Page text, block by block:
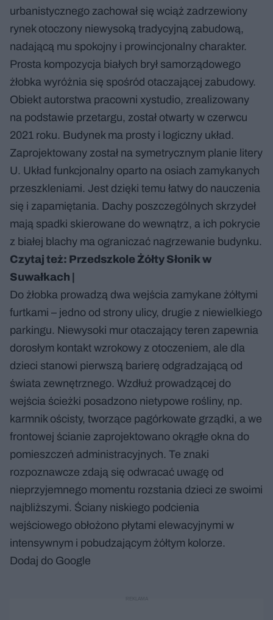
urbanistycznego zachował się wciąż zadrzewiony
rynek otoczony niewysoką tradycyjną zabudową,
nadającą mu spokojny i prowincjonalny charakter.
Prosta kompozycja białych brył samorządowego
żłobka wyróżnia się spośród otaczającej zabudowy.
Obiekt autorstwa pracowni xystudio, zrealizowany
na podstawie przetargu, został otwarty w czerwcu
2021 roku. Budynek ma prosty i logiczny układ.
Zaprojektowany został na symetrycznym planie litery
U. Układ funkcjonalny oparto na osiach zamykanych
przeszkleniami. Jest dzięki temu łatwy do nauczenia
się i zapamiętania. Dachy poszczególnych skrzydeł
mają spadki skierowane do wewnątrz, a ich pokrycie
z białej blachy ma ograniczać nagrzewanie budynku.
Czytaj też: Przedszkole Żółty Słonik w
Suwałkach |
Do żłobka prowadzą dwa wejścia zamykane żółtymi
furtkami – jedno od strony ulicy, drugie z niewielkiego
parkingu. Niewysoki mur otaczający teren zapewnia
dorosłym kontakt wzrokowy z otoczeniem, ale dla
dzieci stanowi pierwszą barierę odgradzającą od
świata zewnętrznego. Wzdłuż prowadzącej do
wejścia ścieżki posadzono nietypowe rośliny, np.
karmnik ościsty, tworzące pagórkowate grządki, a we
frontowej ścianie zaprojektowano okrągłe okna do
pomieszczeń administracyjnych. Te znaki
rozpoznawcze zdają się odwracać uwagę od
nieprzyjemnego momentu rozstania dzieci ze swoimi
najbliższymi. Ściany niskiego podcienia
wejściowego obłożono płytami elewacyjnymi w
intensywnym i pobudzającym żółtym kolorze.
Dodaj do Google